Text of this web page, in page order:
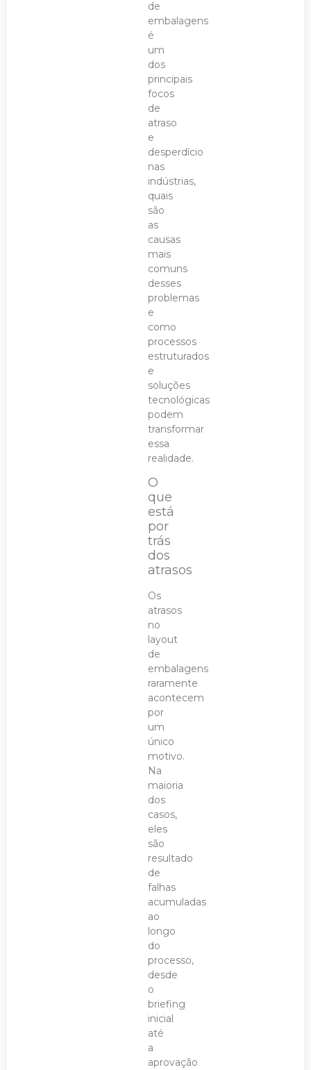
de
embalagens
é
um
dos
principais
focos
de
atraso
e
desperdício
nas
indústrias,
quais
são
as
causas
mais
comuns
desses
problemas
e
como
processos
estruturados
e
soluções
tecnológicas
podem
transformar
essa
realidade.
O
que
está
por
trás
dos
atrasos
Os
atrasos
no
layout
de
embalagens
raramente
acontecem
por
um
único
motivo.
Na
maioria
dos
casos,
eles
são
resultado
de
falhas
acumuladas
ao
longo
do
processo,
desde
o
briefing
inicial
até
a
aprovação